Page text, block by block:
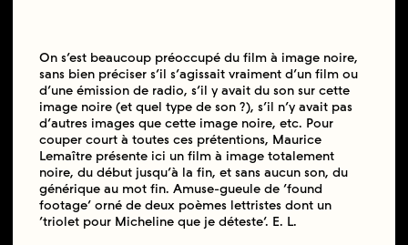
On s’est beaucoup préoccupé du film à image noire,
sans bien préciser s’il s’agissait vraiment d’un film ou
d’une émission de radio, s’il y avait du son sur cette
image noire (et quel type de son ?), s’il n’y avait pas
d’autres images que cette image noire, etc. Pour
couper court à toutes ces prétentions, Maurice
Lemaître présente ici un film à image totalement
noire, du début jusqu’à la fin, et sans aucun son, du
générique au mot fin. Amuse-gueule de ‘found
footage’ orné de deux poèmes lettristes dont un
‘triolet pour Micheline que je déteste’. E. L.